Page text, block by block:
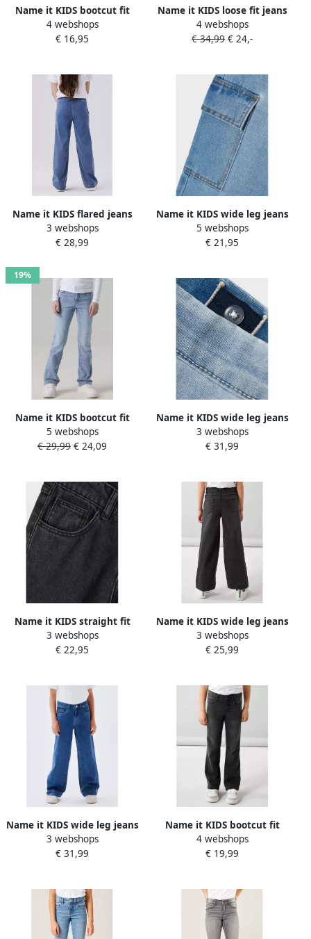
Name it KIDS bootcut fit
jeans NKFPOLLY black
denim Zwart Meisjes
4 webshops
€ 16,95
Name it KIDS loose fit jeans
offwhite Broek Wit Meisjes
Stretchdenim Effen 116
4 webshops
€ 34,99 € 24,-
Name it KIDS flared jeans
NKFSALLI light blue denim
Blauw Meisjes Lyocell 104
3 webshops
€ 28,99
Name it KIDS wide leg jeans
NKFROSE light blue denim
Blauw Effen 116
5 webshops
€ 21,95
19%
Name it KIDS bootcut fit
jeans NKFPOLLY light blue
denim Blauw Meisjes
5 webshops
€ 29,99 € 24,09
Name it KIDS wide leg jeans
NKFROSE light blue denim
Blauw Meisjes
3 webshops
€ 31,99
Name it KIDS straight fit
jeans NKFROSE met all over
print black Zwart Meisjes
3 webshops
€ 22,95
Name it KIDS wide leg jeans
NKFROSE black denim
Zwart Meisjes Stretchdenim
3 webshops
€ 25,99
Name it KIDS wide leg jeans
NKFROSE medium blue
denim Blauw Meisjes
3 webshops
€ 31,99
Name it KIDS bootcut fit
jeans NKFPOLLY black
denim Grijs Meisjes
4 webshops
€ 19,99